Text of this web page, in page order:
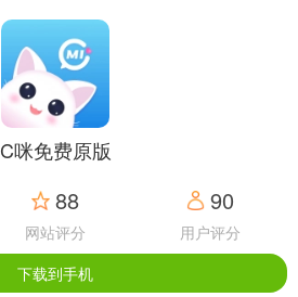
赛车竞速
3百+款游戏
C咪免费原版
88
网站评分
90
用户评分
下载到手机